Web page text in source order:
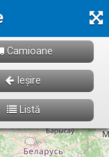
Camioane
Ieșire
Listă